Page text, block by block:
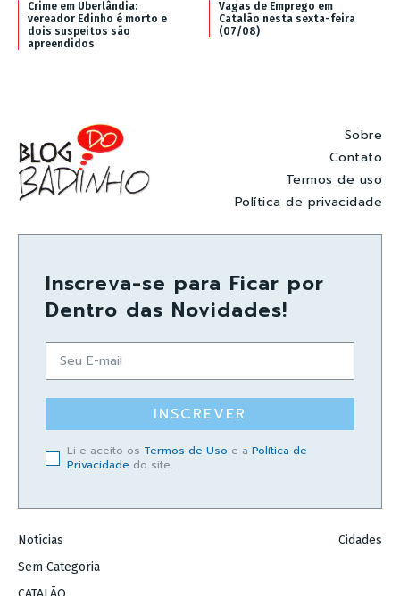
Crime em Uberlândia:
vereador Edinho é morto e
dois suspeitos são
apreendidos
Vagas de Emprego em
Catalão nesta sexta-feira
(07/08)
Sobre
Contato
Termos de uso
Política de privacidade
Inscreva-se para Ficar por
Dentro das Novidades!
INSCREVER
Li e aceito os Termos de Uso e a Política de
Privacidade do site.
Notícias
Sem Categoria
Cidades